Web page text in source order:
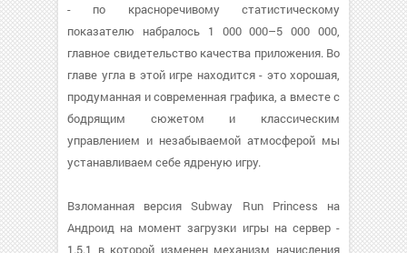
- по красноречивому статистическому
показателю набралось 1 000 000–5 000 000,
главное свидетельство качества приложения. Во
главе угла в этой игре находится - это хорошая,
продуманная и современная графика, а вместе с
бодрящим сюжетом и классическим
управлением и незабываемой атмосферой мы
устанавливаем себе ядреную игру.
Взломанная версия Subway Run Princess на
Андроид на момент загрузки игры на сервер -
1.5.1 в которой изменен механизм начисления